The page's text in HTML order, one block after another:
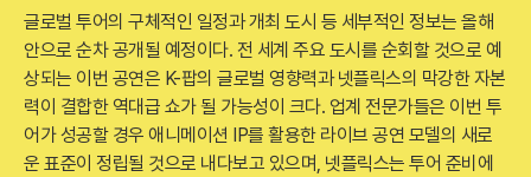
글로벌 투어의 구체적인 일정과 개최 도시 등 세부적인 정보는 올해
안으로 순차 공개될 예정이다. 전 세계 주요 도시를 순회할 것으로 예
상되는 이번 공연은 K-팝의 글로벌 영향력과 넷플릭스의 막강한 자본
력이 결합한 역대급 쇼가 될 가능성이 크다. 업계 전문가들은 이번 투
어가 성공할 경우 애니메이션 IP를 활용한 라이브 공연 모델의 새로
운 표준이 정립될 것으로 내다보고 있으며, 넷플릭스는 투어 준비에